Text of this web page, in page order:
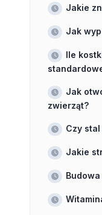
Jakie
Jak
Ile
Jak
zwierząt?
Czy
Jakie